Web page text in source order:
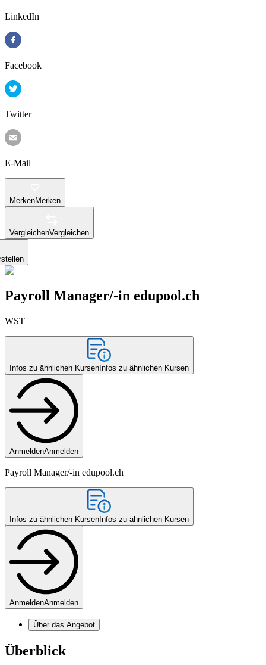
LinkedIn
Facebook
Twitter
E-Mail
MerkenMerken
VergleichenVergleichen
Payroll Manager/-in edupool.ch
WST
Infos zu ähnlichen Kursen Infos zu ähnlichen Kursen
AnmeldenAnmelden
Payroll Manager/-in edupool.ch
Infos zu ähnlichen Kursen Infos zu ähnlichen Kursen
AnmeldenAnmelden
Über das Angebot
Überblick